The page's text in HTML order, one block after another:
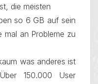
die meisten
so 6 GB auf sein
an Probleme zu
was anderes ist
150.000 User